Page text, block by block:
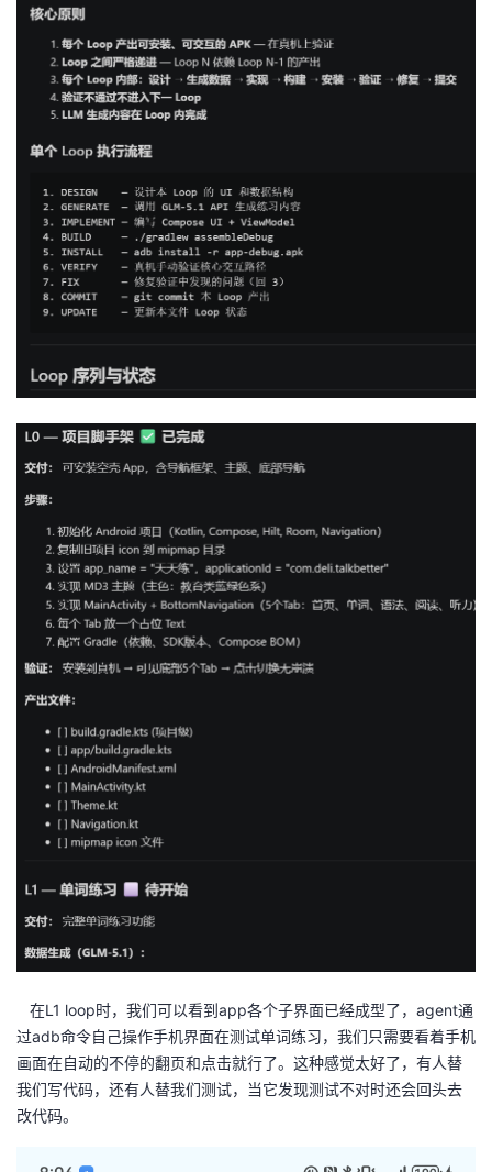
在L1 loop时，我们可以看到app各个子界面已经成型了，agent通
过adb命令自己操作手机界面在测试单词练习，我们只需要看着手机
画面在自动的不停的翻页和点击就行了。这种感觉太好了，有人替
我们写代码，还有人替我们测试，当它发现测试不对时还会回头去
改代码。